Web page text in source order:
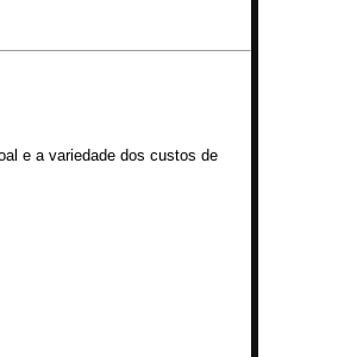
e a variedade dos custos de